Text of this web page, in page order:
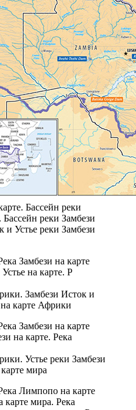
Бассейн реки
реки Замбези
и Устье реки Замбези
Замбези Исток и
карте Африки
Устье реки Замбези
мира